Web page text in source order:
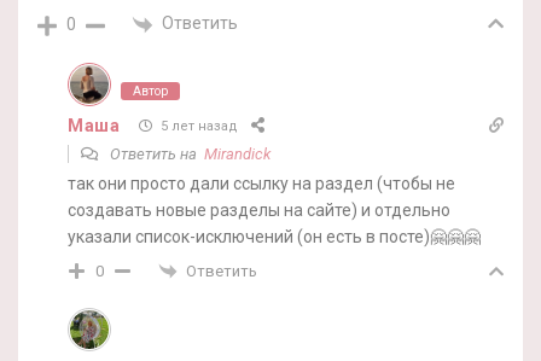
0 Ответить
Автор
Маша 5 лет назад
Ответить на Mirandick
так они просто дали ссылку на раздел (чтобы не
создавать новые разделы на сайте) и отдельно
указали список-исключений (он есть в посте)🤗🤗🤗
0 Ответить